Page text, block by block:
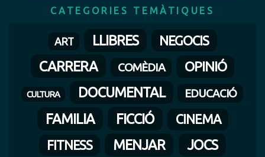
CATEGORIES TEMÀTIQUES
ART LLIBRES NEGOCIS
CARRERA COMÈDIA OPINIÓ
CULTURA DOCUMENTAL EDUCACIÓ
FAMILIA FICCIÓ
CINEMA
FITNESS
MENJAR JOCS